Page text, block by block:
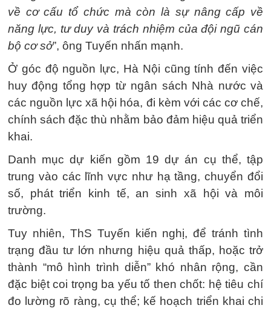
về cơ cấu tổ chức mà còn là sự nâng cấp về
năng lực, tư duy và trách nhiệm của đội ngũ cán
bộ cơ sở”, ông Tuyến nhấn mạnh.
Ở góc độ nguồn lực, Hà Nội cũng tính đến việc
huy động tổng hợp từ ngân sách Nhà nước và
các nguồn lực xã hội hóa, đi kèm với các cơ chế,
chính sách đặc thù nhằm bảo đảm hiệu quả triển
khai.
Danh mục dự kiến gồm 19 dự án cụ thể, tập
trung vào các lĩnh vực như hạ tầng, chuyển đổi
số, phát triển kinh tế, an sinh xã hội và môi
trường.
Tuy nhiên, ThS Tuyến kiến nghị, để tránh tình
trạng đầu tư lớn nhưng hiệu quả thấp, hoặc trở
thành “mô hình trình diễn” khó nhân rộng, cần
đặc biệt coi trọng ba yếu tố then chốt: hệ tiêu chí
đo lường rõ ràng, cụ thể; kế hoạch triển khai chi